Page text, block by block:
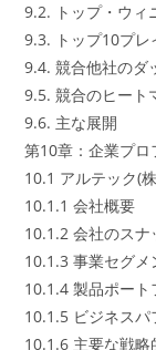
9.2. トップ・ウィ
9.3. トップ10プ
9.4. 競合他社のダ
9.5. 競合のヒート
9.6. 主な展開
第10章：企業プロ
10.1 アルテック(
10.1.1 会社概要
10.1.2 会社のスナ
10.1.3 事業セグメ
10.1.4 製品ポート
10.1.5 ビジネスパ
10.1.6 主要な戦略